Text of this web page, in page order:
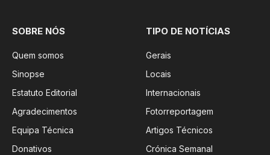
SOBRE NÓS
Quem somos
Sinopse
Estatuto Editorial
Agradecimentos
Equipa Técnica
Donativos
TIPO DE NOTÍCIAS
Gerais
Locais
Internacionais
Fotorreportagem
Artigos Técnicos
Crónica Semanal